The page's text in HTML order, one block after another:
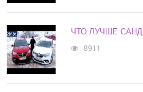
ЧТО ЛУЧШЕ
8911